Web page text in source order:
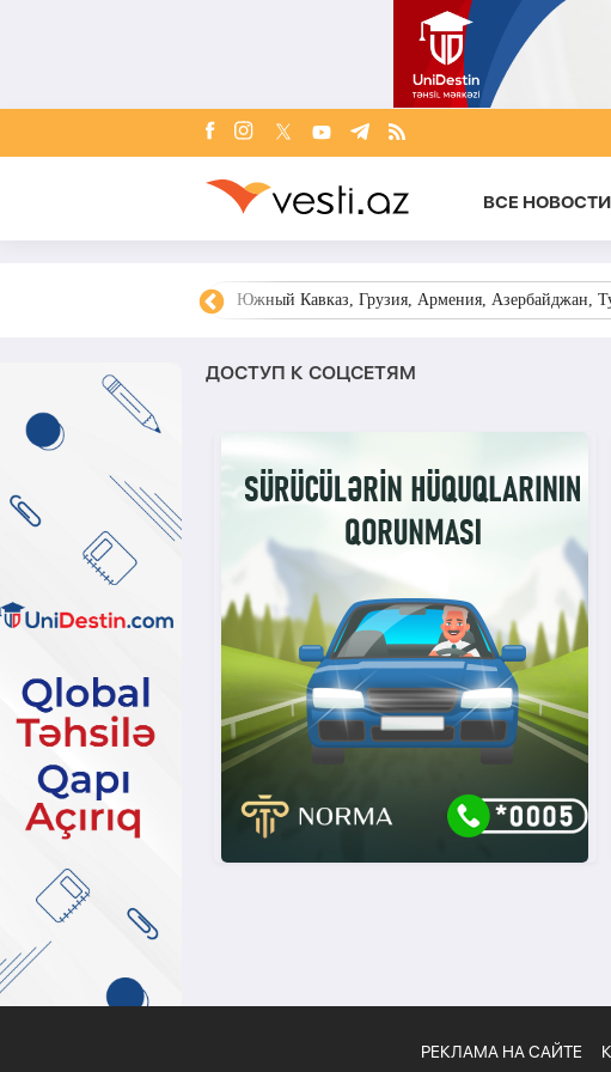
ВСЕ НОВОСТИ
Южный Кавказ, Грузия, Армения, Азербайджан,
ДОСТУП К СОЦСЕТЯМ
РЕКЛАМА НА САЙТЕ